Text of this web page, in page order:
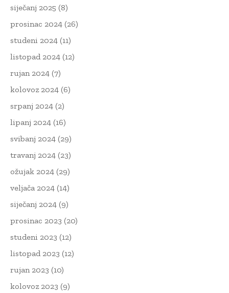
siječanj 2025 (8)
prosinac 2024 (26)
studeni 2024 (11)
listopad 2024 (12)
rujan 2024 (7)
kolovoz 2024 (6)
srpanj 2024 (2)
lipanj 2024 (16)
svibanj 2024 (29)
travanj 2024 (23)
ožujak 2024 (29)
veljača 2024 (14)
siječanj 2024 (9)
prosinac 2023 (20)
studeni 2023 (12)
listopad 2023 (12)
rujan 2023 (10)
kolovoz 2023 (9)